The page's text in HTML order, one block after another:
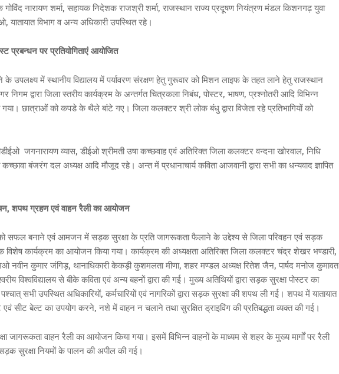
गोविंद नारायण शर्मा, सहायक निदेशक राजश्री शर्मा, राजस्थान राज्य प्रदूषण नियंत्रण मंडल किशनगढ़ युवा
यातायात विभाग व अन्य अधिकारी उपस्थित रहे।
प्रबन्धन पर प्रतियोगिताएं आयोजित
के उपलक्ष्य में स्थानीय विद्यालय में पर्यावरण संरक्षण हेतु गुरूवार को मिशन लाइफ के तहत लाने हेतु राजस्थान
द्वारा जिला स्तरीय कार्यक्रम के अन्तर्गत चित्रकला निबंध, पोस्टर, भाषण, प्रश्नोतरी आदि विभिन्न
गया। छात्राओं को कपडे के थैले बांटे गए। जिला कलक्टर श्री लोक बंधु द्वारा विजेता रहे प्रतिभागियों को
जगनारायण व्यास, डीईओ श्रीमती उषा कच्छवाह एवं अतिरिक्त जिला कलक्टर वन्दना खोरवाल, निधि
बंजरंग दल अध्यक्ष आदि मौजूद रहे। अन्त में प्रधानाचार्य कविता आजवानी द्वारा सभी का धन्यवाद ज्ञापित
शपथ ग्रहण एवं वाहन रैली का आयोजन
सफल बनाने एवं आमजन में सड़क सुरक्षा के प्रति जागरूकता फैलाने के उद्देश्य से जिला परिवहन एवं सड़क
एक विशेष कार्यक्रम का आयोजन किया गया। कार्यक्रम की अध्यक्षता अतिरिक्त जिला कलक्टर चंद्र शेखर भण्डारी,
नवीन कुमार जंगिड़, थानाधिकारी केकड़ी कुशमलता मीणा, शहर मण्डल अध्यक्ष रितेश जैन, पार्षद मनोज कुमावत
विश्वविद्यालय से बीके कविता एवं अन्य बहनों द्वारा की गई। मुख्य अतिथियों द्वारा सड़क सुरक्षा पोस्टर का
सभी उपस्थित अधिकारियों, कर्मचारियों एवं नागरिकों द्वारा सड़क सुरक्षा की शपथ ली गई। शपथ में यातायात
सीट बेल्ट का उपयोग करने, नशे में वाहन न चलाने तथा सुरक्षित ड्राइविंग की प्रतिबद्धता व्यक्त की गई।
जागरूकता वाहन रैली का आयोजन किया गया। इसमें विभिन्न वाहनों के माध्यम से शहर के मुख्य मार्गों पर रैली
सुरक्षा नियमों के पालन की अपील की गई।